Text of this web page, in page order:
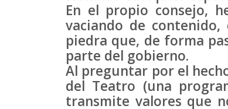
En el propio consejo,
vaciando de
piedra que, de forma
parte del gobierno.
Al preguntar por el
del Teatro (una
transmite valores que